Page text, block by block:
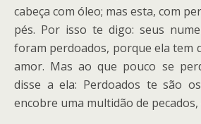
cabeça com óleo; mas esta, com
pés. Por isso te digo: seus
foram perdoados, porque ela tem
amor. Mas ao que pouco se
disse a ela: Perdoados te são
encobre uma multidão de pecados,